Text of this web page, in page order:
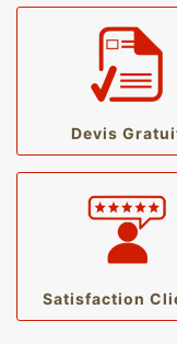
Devis
Satisfaction